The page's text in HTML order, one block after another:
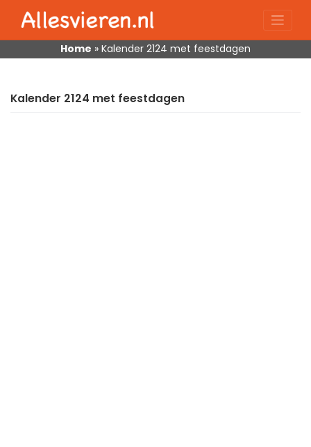
content
Home » Kalender 2124 met feestdagen
Kalender 2124 met feestdagen